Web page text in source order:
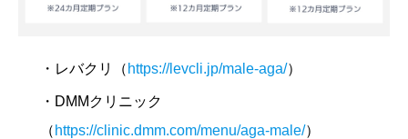
・レバクリ（ https://levcli.jp/male-aga/）
・DMMクリニック
（ https://clinic.dmm.com/menu/aga-male/）